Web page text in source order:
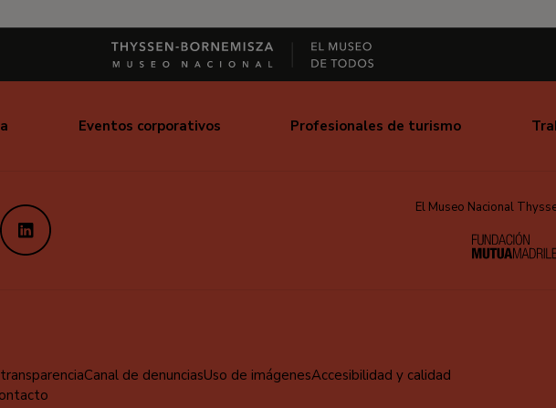
Eventos corporativos Profesionales de turismo
LinkedIn El Museo Nacional
Canal de denunciasUso de imágenesAccesibilidad y calidad